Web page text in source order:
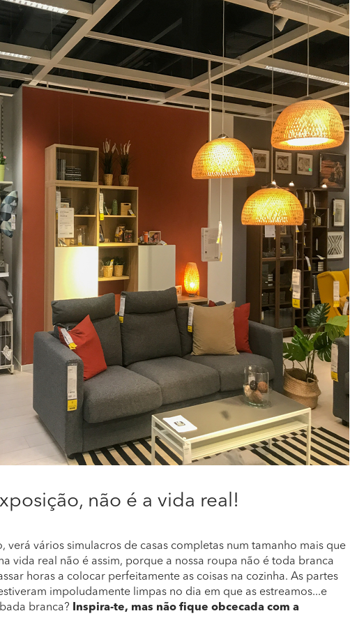
não é a vida real!
verá vários simulacros de casas completas num tamanho mais que
vida real não é assim, porque a nossa roupa não é toda branca
horas a colocar perfeitamente as coisas na cozinha. As partes
impoludamente limpas no dia em que as estreamos...e
branca?
Inspira-te, mas não fique obcecada com a